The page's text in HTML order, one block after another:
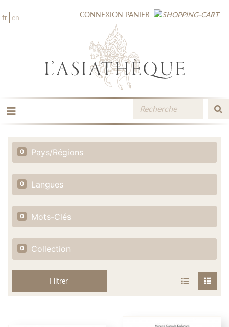
fr en CONNEXION PANIER
LES ÉDITIONS
LA LIBRAIRIE
CATALOGUE
MÉDIATHÈQUE
NOUVEAUTÉS / À PARAÎTRE
0 Pays/Régions
0 Langues
0 Mots-Clés
0 Collection
Filtrer